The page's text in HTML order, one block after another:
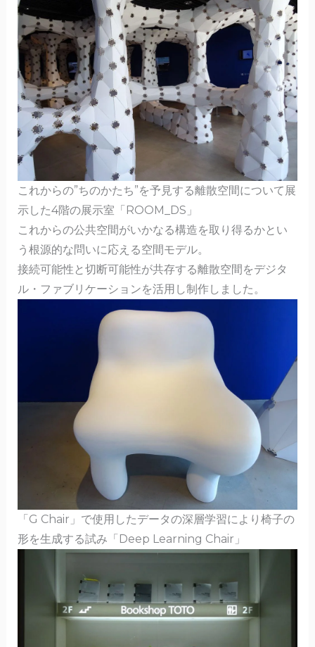
これからの”ちのかたち”を予見する離散空間について展
示した4階の展示室「ROOM_DS」
これからの公共空間がいかなる構造を取り得るかとい
う根源的な問いに応える空間モデル。
接続可能性と切断可能性が共存する離散空間をデジタ
ル・ファブリケーションを活用し制作しました。
「G Chair」で使用したデータの深層学習により椅子の
形を生成する試み「Deep Learning Chair」